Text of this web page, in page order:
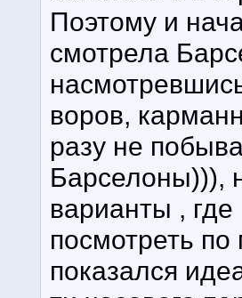
Поэтому и
смотрела
воров,
разу не
Барселоны))),
варианты , где
посмотреть
показался